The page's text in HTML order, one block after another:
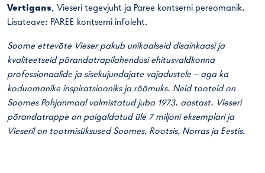
Vertigans, Vieseri tegevjuht ja Paree kontserni pereomanik.
Lisateave: PAREE kontserni infoleht.
Soome ettevõte Vieser pakub unikaalseid disainkaasi ja
kvaliteetseid põrandatrapilahendusi ehitusvaldkonna
professionaalide ja sisekujundajate vajadustele – aga ka
koduomanike inspiratsiooniks ja rõõmuks. Neid tooteid on
Soomes Pohjanmaal valmistatud juba 1973. aastast. Vieseri
põrandatrappe on paigaldatud üle 7 miljoni eksemplari ja
Vieseril on tootmisüksused Soomes, Rootsis, Norras ja Eestis.